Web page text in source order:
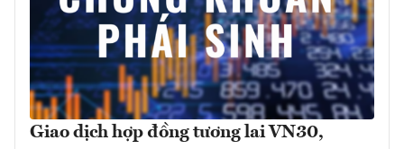
Giao dịch hợp đồng tương lai VN30,